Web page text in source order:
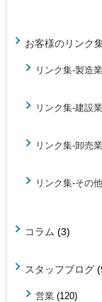
お客様のリンク
リンク集-製造業
リンク集-建設業
リンク集-卸売業
リンク集-その他
コラム (3)
スタッフブログ
営業 (120)